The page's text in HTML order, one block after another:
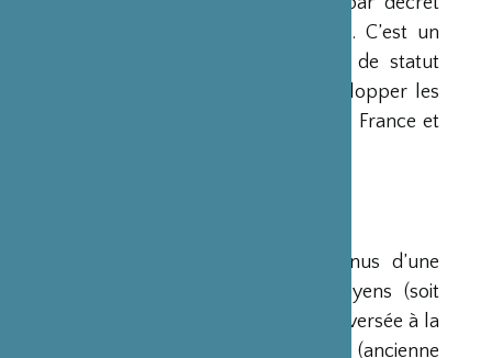
du Premier Ministre du 23 mars 1990. C’est un
organisme privé, sans but lucratif et de statut
français, qui a pour mission de « développer les
relations culturelles et d’amitié entre la France et
Ses ressources proviennent des revenus d’une
dotation initiale de trois milliards de yens (soit
environ 20 millions d’euros à l’époque) versée à la
France par la Fondation Nippon (ancienne